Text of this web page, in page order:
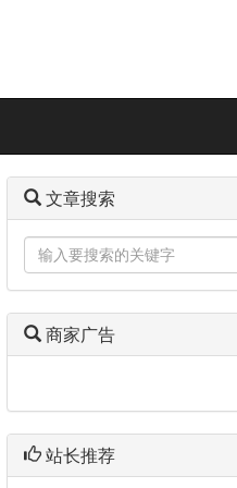
文章搜索
商家广告
站长推荐